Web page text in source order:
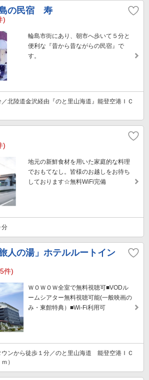
の民宿 寿
)
輪島市街にあり、朝市へ歩いて５分と
便利な『昔から昔ながらの民宿』で
す。
北陸道金沢経由『のと里山海道』能登空港ＩＣ
)
地元の新鮮食材を用いた家庭的な料理
でおもてなし。皆様のお越しをお待ち
しております☆無料WiFi完備
分
人の湯」ホテルルートイン
件)
ＷＯＷＯＷ全室で無料視聴可■VODル
ームシアター無料視聴可能(一般映画の
み・東館特典）■Wi-Fi利用可
ンから徒歩１分／のと里山海道 能登空港ＩＣ
）